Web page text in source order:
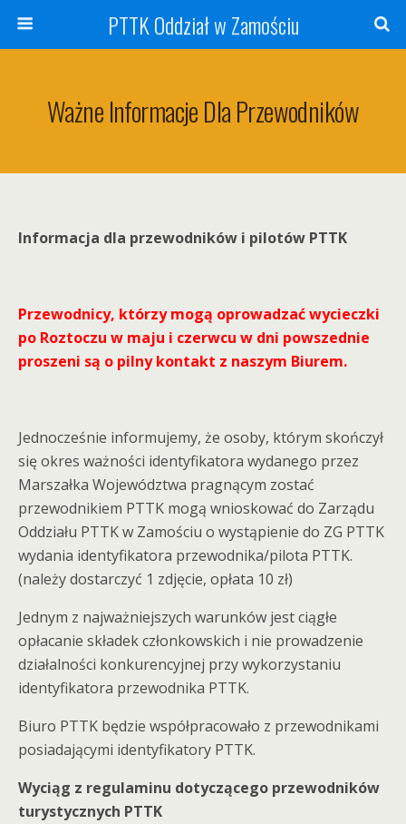
PTTK Oddział w Zamościu
Ważne Informacje Dla Przewodników
Informacja dla przewodników i pilotów PTTK
Przewodnicy, którzy mogą oprowadzać wycieczki
po Roztoczu w maju i czerwcu w dni powszednie
proszeni są o pilny kontakt z naszym Biurem.
Jednocześnie informujemy, że osoby, którym skończył
się okres ważności identyfikatora wydanego przez
Marszałka Województwa pragnącym zostać
przewodnikiem PTTK mogą wnioskować do Zarządu
Oddziału PTTK w Zamościu o wystąpienie do ZG PTTK
wydania identyfikatora przewodnika/pilota PTTK.
(należy dostarczyć 1 zdjęcie, opłata 10 zł)
Jednym z najważniejszych warunków jest ciągłe
opłacanie składek członkowskich i nie prowadzenie
działalności konkurencyjnej przy wykorzystaniu
identyfikatora przewodnika PTTK.
Biuro PTTK będzie współpracowało z przewodnikami
posiadającymi identyfikatory PTTK.
Wyciąg z regulaminu dotyczącego przewodników
turystycznych PTTK